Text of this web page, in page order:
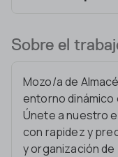
Sobre el
Mozo/a de
entorno dinámico
Únete a nuestro
con rapidez y
y organización